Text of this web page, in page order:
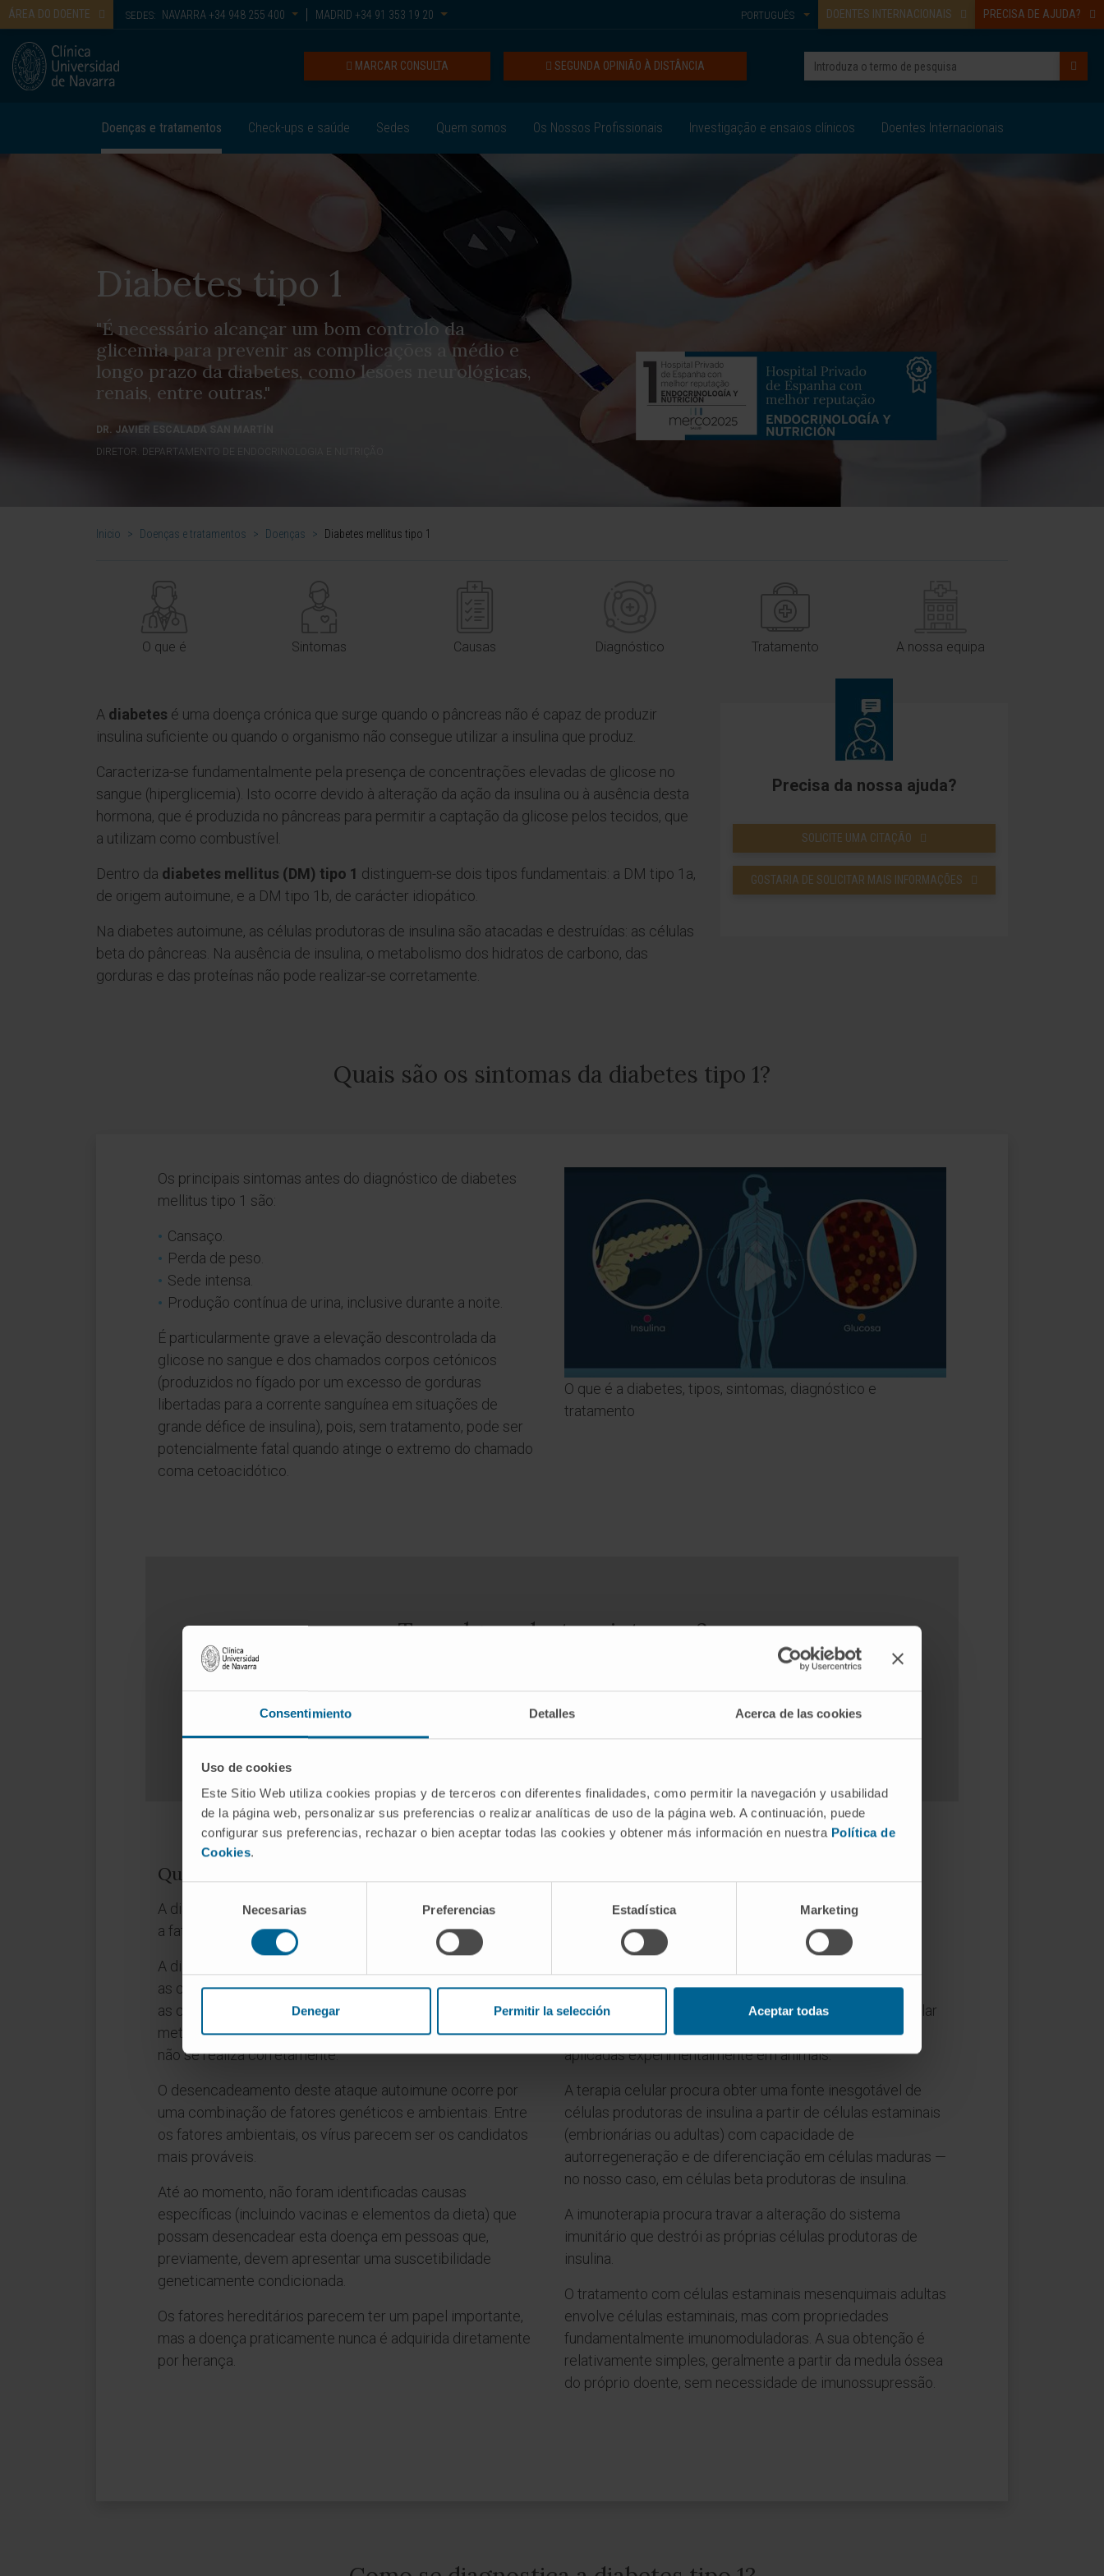
Consentimiento Detalles Acerca de las cookies
Uso de cookies
Este Sitio Web utiliza cookies propias y de terceros con diferentes finalidades, como permitir la navegación y usabilidad
de la página web, personalizar sus preferencias o realizar analíticas de uso de la página web. A continuación, puede
configurar sus preferencias, rechazar o bien aceptar todas las cookies y obtener más información en nuestra Política de
Cookies.
consentimiento
Necesarias Preferencias Estadística Marketing
Denegar Permitir la selección Aceptar todas
ÁREA DO DOENTE SEDES: NAVARRA +34 948 255 400 MADRID +34 91 353 19 20 DOENTES INTERNACIONAIS PRECISA DE AJUDA?
PORTUGUÊS
SEGUNDA OPINIÃO À DISTÂNCIA
MARCAR CONSULTA
Doenças e tratamentos Check-ups e saúde Sedes Quem somos Os Nossos Profissionais Investigação e ensaios clínicos Doentes Internacionais
Diabetes tipo 1
"É necessário alcançar um bom controlo da
glicemia para prevenir as complicações a médio e
longo prazo da diabetes, como lesões neurológicas,
renais, entre outras."
DR. JAVIER ESCALADA SAN MARTÍN
DIRETOR. DEPARTAMENTO DE ENDOCRINOLOGIA E NUTRIÇÃO
Inicio > Doenças e tratamentos > Doenças > Diabetes mellitus tipo 1
O que é Sintomas Causas Diagnóstico Tratamento A nossa equipa
A diabetes é uma doença crónica que surge quando o pâncreas não é capaz de produzir
insulina suficiente ou quando o organismo não consegue utilizar a insulina que produz.
Caracteriza-se fundamentalmente pela presença de concentrações elevadas de glicose no
sangue (hiperglicemia). Isto ocorre devido à alteração da ação da insulina ou à ausência desta
hormona, que é produzida no pâncreas para permitir a captação da glicose pelos tecidos, que
a utilizam como combustível.
Dentro da diabetes mellitus (DM) tipo 1 distinguem-se dois tipos fundamentais: a DM tipo 1a,
de origem autoimune, e a DM tipo 1b, de carácter idiopático.
Na diabetes autoimune, as células produtoras de insulina são atacadas e destruídas: as células
beta do pâncreas. Na ausência de insulina, o metabolismo dos hidratos de carbono, das
gorduras e das proteínas não pode realizar-se corretamente.
Precisa da nossa ajuda?
SOLICITE UMA CITAÇÃO
GOSTARIA DE SOLICITAR MAIS INFORMAÇÕES
Quais são os sintomas da diabetes tipo 1?
Os principais sintomas antes do diagnóstico de diabetes
mellitus tipo 1 são:
Cansaço.
Perda de peso.
Sede intensa.
Produção contínua de urina, inclusive durante a noite.
É particularmente grave a elevação descontrolada da
glicose no sangue e dos chamados corpos cetónicos
(produzidos no fígado por um excesso de gorduras
libertadas para a corrente sanguínea em situações de
grande défice de insulina), pois, sem tratamento, pode ser
potencialmente fatal quando atinge o extremo do chamado
coma cetoacidótico.
O que é a diabetes, tipos, sintomas, diagnóstico e
tratamento
Tem algum destes sintomas?
Quais são as causas da diabetes tipo 1?
A diabetes mellitus tipo 1 é uma doença autoimune, devida
a fatores genéticos e ambientais.
A diabetes mellitus tipo 1 é uma doença autoimune em que
as células produtoras de insulina são atacadas e destruídas:
as células beta do pâncreas. Na ausência de insulina, o
metabolismo dos hidratos de carbono, gorduras e proteínas
não se realiza corretamente.
O desencadeamento deste ataque autoimune ocorre por
uma combinação de fatores genéticos e ambientais. Entre
os fatores ambientais, os vírus parecem ser os candidatos
mais prováveis.
Até ao momento, não foram identificadas causas
específicas (incluindo vacinas e elementos da dieta) que
possam desencadear esta doença em pessoas que,
previamente, devem apresentar uma suscetibilidade
geneticamente condicionada.
Os fatores hereditários parecem ter um papel importante,
mas a doença praticamente nunca é adquirida diretamente
por herança.
A terapia celular e a imunoterapia, as principais
esperanças para tratar a diabetes.
continua a mostrar limitações e baixo rendimento, as
principais esperanças estão depositadas na terapia celular
e na imunoterapia. Até à data, estas técnicas têm sido
aplicadas experimentalmente em animais.
A terapia celular procura obter uma fonte inesgotável de
células produtoras de insulina a partir de células estaminais
(embrionárias ou adultas) com capacidade de
autorregeneração e de diferenciação em células maduras —
no nosso caso, em células beta produtoras de insulina.
A imunoterapia procura travar a alteração do sistema
imunitário que destrói as próprias células produtoras de
insulina.
O tratamento com células estaminais mesenquimais adultas
envolve células estaminais, mas com propriedades
fundamentalmente imunomoduladoras. A sua obtenção é
relativamente simples, geralmente a partir da medula óssea
do próprio doente, sem necessidade de imunossupressão.